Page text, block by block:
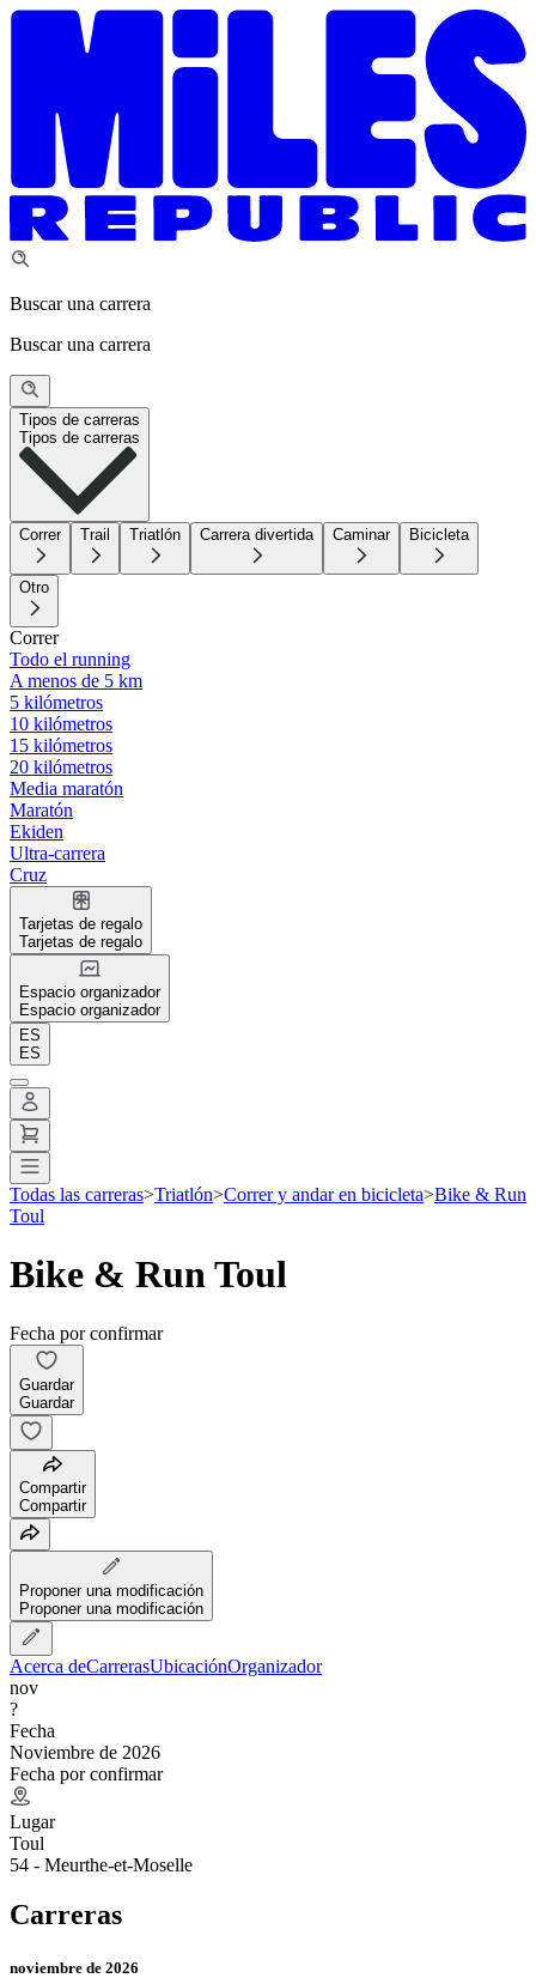
Buscar una carrera
Buscar una carrera
Tipos de carreras
Tipos de carreras
Correr Trail Triatlón Carrera divertida Caminar Bicicleta
Otro
Correr
Todo el running
A menos de 5 km
5 kilómetros
10 kilómetros
15 kilómetros
20 kilómetros
Media maratón
Maratón
Ekiden
Ultra-carrera
Cruz
Tarjetas de regalo
Tarjetas de regalo
Espacio organizador
Espacio organizador
ES
ES
Todas las carreras>Triatlón>Correr y andar en bicicleta>Bike & Run
Toul
Bike & Run Toul
Fecha por confirmar
Guardar
Guardar
Compartir
Compartir
Proponer una modificación
Proponer una modificación
Acerca deCarrerasUbicaciónOrganizador
nov
?
Fecha
Noviembre de 2026
Fecha por confirmar
Lugar
Toul
54 - Meurthe-et-Moselle
Carreras
noviembre de 2026